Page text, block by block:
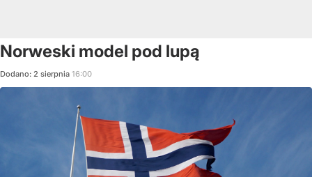
Norweski model pod lupą
Dodano: 2 sierpnia 16:00